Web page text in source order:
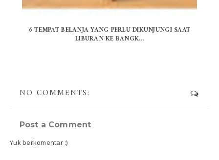
6 TEMPAT BELANJA YANG PERLU DIKUNJUNGI SAAT
LIBURAN KE BANGK...
NO COMMENTS:
Post a Comment
Yuk berkomentar :)